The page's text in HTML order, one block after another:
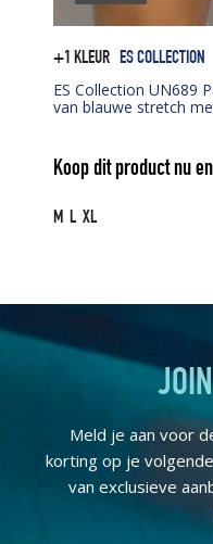
+1 KLEUR ES COLLECTION
ES Collection UN689
van blauwe stretch
Koop dit product nu
M L XL
Meld je aan voor
korting op je
van exclusieve